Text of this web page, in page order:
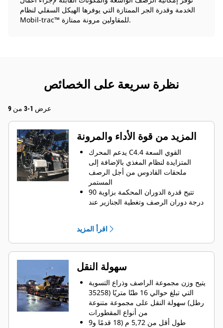
الخدمة وقدرة الجر الممتازة التي يوفرها الهيكل السفلي لنظام
Mobil-trac™ للمقاولين مرونة ممتازة.
نظرة سريعة على الخصائص
عرض 1-3 من 9
المزيد من قوة الأداء والمرونة
يدعم المحرك C4.4 القوي السعة
المتزايدة لنظام المغذي بالإضافة إلى
ملحقات القادوس من أجل الرصف
المستمر
تتيح قدرة الدوران المحكمة بزاوية 90
درجة دوران الرصف وتغطية الجنازير عند
نطاق الرصف القياسي الذي يستخدم ذراع
التسوية SE47 VT هو 2,4 م - 4,7 م (7
أقدام و10 بوصات - 15 قدمًا و4 بوصات)
مع أقصى عرض يبلغ 6,0 م (19 قدمًا و8
نطاق الرصف القياسي الذي يستخدم ذراع
التسوية SE47 V هو 2,55 م - 5,0 م (8
أقدام و4 بوصات - 16 قدمًا و4 بوصات)
مع أقصى عرض يبلغ 7,64 م (25 قدمًا)
تدعم أعماق الرصف حتى 300 مم (12
بوصة) أعمال رصف الركام
اقرأ المزيد
سهولة النقل
يتيح وزن مجموعة الراصف وذراع التسوية
التي تبلغ حوالي 16 طنًا متريًا (35258
رطل) سهولة النقل على مجموعة متنوعة
من أنواع المقطورات
طول أقل من 5,72 م (18 قدمًا و9